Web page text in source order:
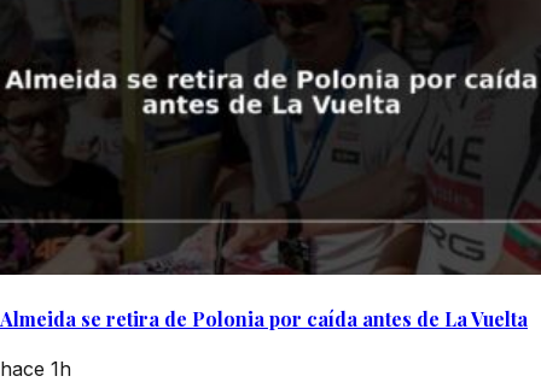
Almeida se retira de Polonia por caída antes de La Vuelta
hace 1h